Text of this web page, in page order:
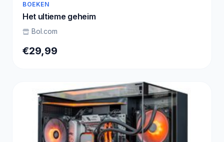
BOEKEN
Het ultieme geheim
Bol.com
€29,99